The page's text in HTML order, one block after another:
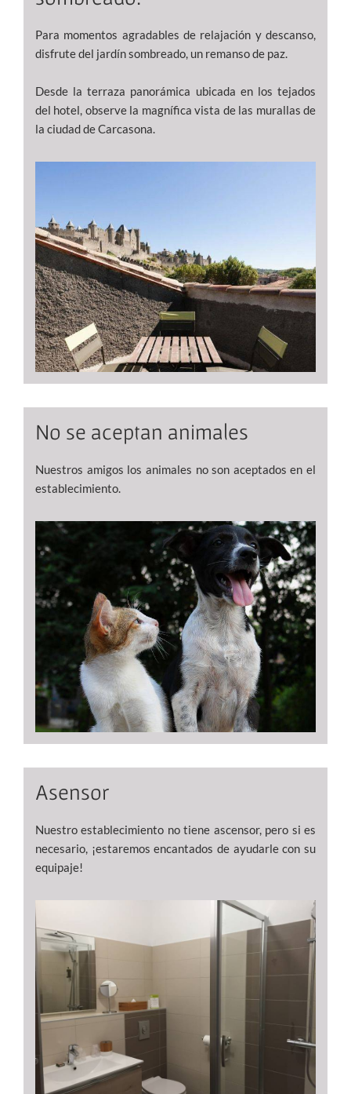
Para momentos agradables de relajación y descanso,
disfrute del jardín sombreado, un remanso de paz.
Desde la terraza panorámica ubicada en los tejados
del hotel, observe la magnífica vista de las murallas de
la ciudad de Carcasona.
No se aceptan animales
Nuestros amigos los animales no son aceptados en el
establecimiento.
Asensor
Nuestro establecimiento no tiene ascensor, pero si es
necesario, ¡estaremos encantados de ayudarle con su
equipaje!